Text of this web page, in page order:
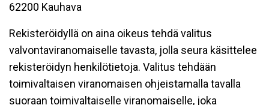
62200 Kauhava
Rekisteröidyllä on aina oikeus tehdä valitus
valvontaviranomaiselle tavasta, jolla seura käsittelee
rekisteröidyn henkilötietoja. Valitus tehdään
toimivaltaisen viranomaisen ohjeistamalla tavalla
suoraan toimivaltaiselle viranomaiselle, joka